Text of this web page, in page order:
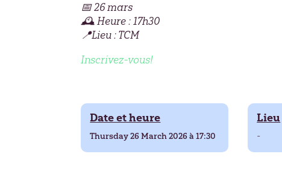
📅 26 mars
🕰 Heure : 17h30
📍Lieu : TCM
Inscrivez-vous!
Date et heure
Thursday 26 March 2026 à 17:30
Lieu
-